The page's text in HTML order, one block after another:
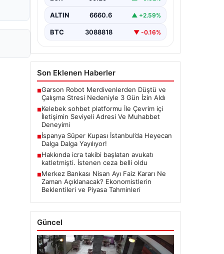
güvenli bir tarzda iletişim
taşımaktadır. Halen birçok…
ALTIN 6660.6 ▲ +2.59%
BTC 3088818 ▼ -0.16%
Son Eklenen Haberler
■Garson Robot Merdivenlerden Düştü ve
Çalışma Stresi Nedeniyle 3 Gün İzin Aldı
■Kelebek sohbet platformu İle Çevrim içi
İletişimin Seviyeli Adresi Ve Muhabbet
Deneyimi
■İspanya Süper Kupası İstanbul’da Heyecan
Dalga Dalga Yayılıyor!
■Hakkında icra takibi başlatan avukatı
katletmişti. İstenen ceza belli oldu
■Merkez Bankası Nisan Ayı Faiz Kararı Ne
Zaman Açıklanacak? Ekonomistlerin
Beklentileri ve Piyasa Tahminleri
Güncel